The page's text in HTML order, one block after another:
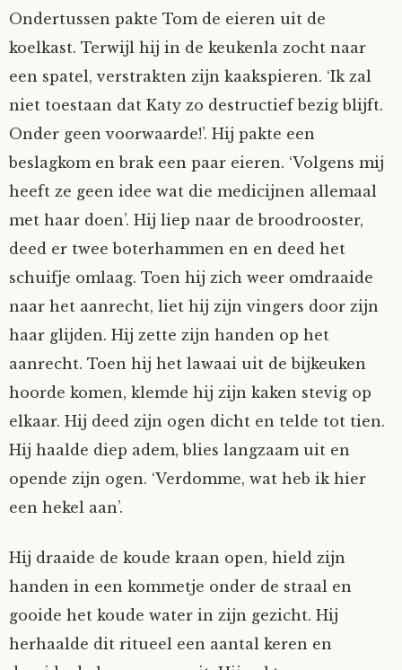
Ondertussen pakte Tom de eieren uit de
koelkast. Terwijl hij in de keukenla zocht naar
een spatel, verstrakten zijn kaakspieren. ‘Ik zal
niet toestaan dat Katy zo destructief bezig blijft.
Onder geen voorwaarde!’. Hij pakte een
beslagkom en brak een paar eieren. ‘Volgens mij
heeft ze geen idee wat die medicijnen allemaal
met haar doen’. Hij liep naar de broodrooster,
deed er twee boterhammen en en deed het
schuifje omlaag. Toen hij zich weer omdraaide
naar het aanrecht, liet hij zijn vingers door zijn
haar glijden. Hij zette zijn handen op het
aanrecht. Toen hij het lawaai uit de bijkeuken
hoorde komen, klemde hij zijn kaken stevig op
elkaar. Hij deed zijn ogen dicht en telde tot tien.
Hij haalde diep adem, blies langzaam uit en
opende zijn ogen. ‘Verdomme, wat heb ik hier
een hekel aan’.
Hij draaide de koude kraan open, hield zijn
handen in een kommetje onder de straal en
gooide het koude water in zijn gezicht. Hij
herhaalde dit ritueel een aantal keren en